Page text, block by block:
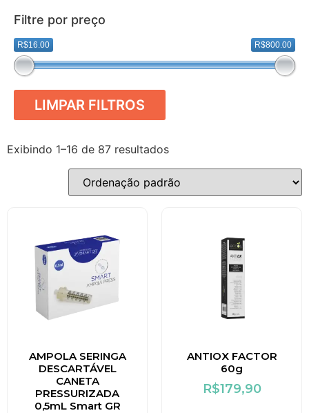
Filtre por preço
R$16.00 R$800.00
LIMPAR FILTROS
Exibindo 1–16 de 87 resultados
AMPOLA SERINGA
DESCARTÁVEL
CANETA
PRESSURIZADA
0,5mL Smart GR
ANTIOX FACTOR
60g
R$179,90